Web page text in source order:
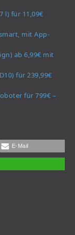
l) für 11,09€
mit App-
ab 6,99€ mit
für 239,99€
für 799€ –
E-Mail